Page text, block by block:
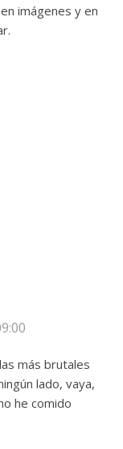
imágenes y en
más brutales
lado, vaya,
he comido